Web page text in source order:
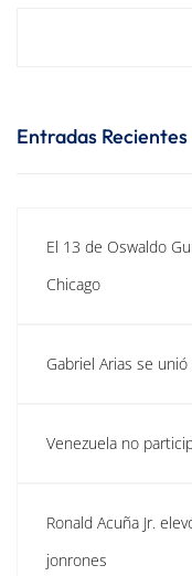
Entradas Recientes
El 13 de Oswaldo
Chicago
Gabriel Arias se
Venezuela no
Ronald Acuña Jr.
jonrones